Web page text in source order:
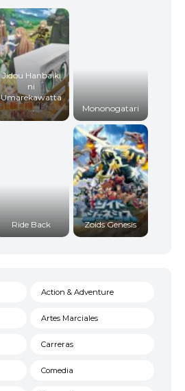
Jidou Hanbaiki
ni
Umarekawatta
...
Mononogatari
Ride Back Zoids Genesis
Action & Adventure
Artes Marciales
Carreras
Comedia